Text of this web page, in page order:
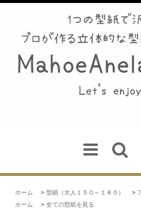
ホーム > 型紙（大人１５０～１８０） >
ホーム
> 全ての型紙を見る